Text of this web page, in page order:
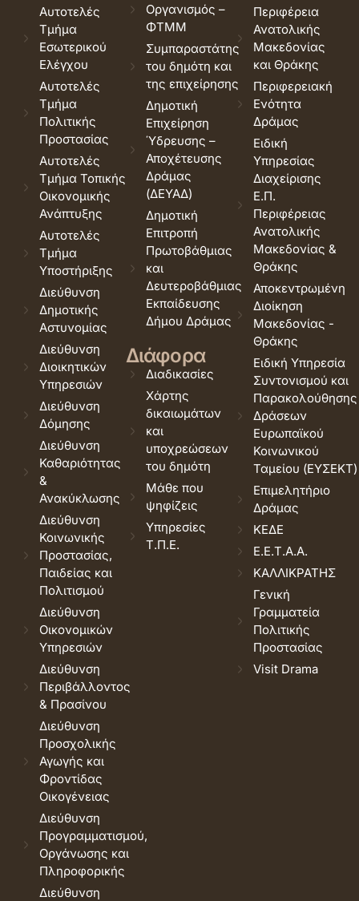
Αυτοτελές
Τμήμα
Εσωτερικού
Ελέγχου
Αυτοτελές
Τμήμα
Πολιτικής
Προστασίας
Αυτοτελές
Τμήμα Τοπικής
Οικονομικής
Ανάπτυξης
Αυτοτελές
Τμήμα
Υποστήριξης
Διεύθυνση
Δημοτικής
Αστυνομίας
Διεύθυνση
Διοικητικών
Υπηρεσιών
Διεύθυνση
Δόμησης
Διεύθυνση
Καθαριότητας
&
Ανακύκλωσης
Διεύθυνση
Κοινωνικής
Προστασίας,
Παιδείας και
Πολιτισμού
Διεύθυνση
Οικονομικών
Υπηρεσιών
Διεύθυνση
Περιβάλλοντος
& Πρασίνου
Διεύθυνση
Προσχολικής
Αγωγής και
Φροντίδας
Οικογένειας
Διεύθυνση
Προγραμματισμού,
Οργάνωσης και
Πληροφορικής
Διεύθυνση
Οργανισμός –
ΦΤΜΜ
Συμπαραστάτης
του δημότη και
της επιχείρησης
Δημοτική
Επιχείρηση
Ύδρευσης –
Αποχέτευσης
Δράμας
(ΔΕΥΑΔ)
Δημοτική
Επιτροπή
Πρωτοβάθμιας
και
Δευτεροβάθμιας
Εκπαίδευσης
Δήμου Δράμας
Διάφορα
Διαδικασίες
Χάρτης
δικαιωμάτων
και
υποχρεώσεων
του δημότη
Μάθε που
ψηφίζεις
Υπηρεσίες
Τ.Π.Ε.
Περιφέρεια
Ανατολικής
Μακεδονίας
και Θράκης
Περιφερειακή
Ενότητα
Δράμας
Ειδική
Υπηρεσίας
Διαχείρισης
Ε.Π.
Περιφέρειας
Ανατολικής
Μακεδονίας &
Θράκης
Αποκεντρωμένη
Διοίκηση
Μακεδονίας -
Θράκης
Ειδική Υπηρεσία
Συντονισμού και
Παρακολούθησης
Δράσεων
Ευρωπαϊκού
Κοινωνικού
Ταμείου (ΕΥΣΕΚΤ)
Επιμελητήριο
Δράμας
ΚΕΔΕ
Ε.Ε.Τ.Α.Α.
ΚΑΛΛΙΚΡΑΤΗΣ
Γενική
Γραμματεία
Πολιτικής
Προστασίας
Visit Drama